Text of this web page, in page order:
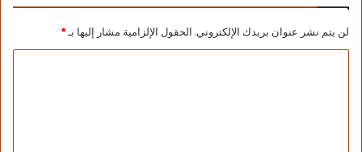
الجديد.
وقد أكد الدكتور أحمد السبكي، أهمية التواصل مع
لن يتم نشر عنوان بريدك الإلكتروني. الحقول الإلزامية مشار إليها بـ*